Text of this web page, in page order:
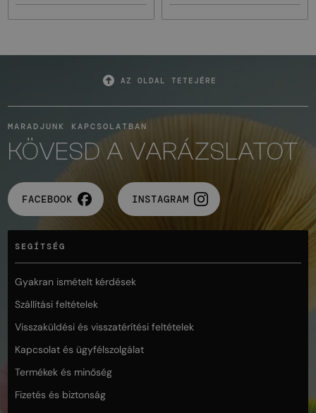
AZ OLDAL TETEJÉRE
MARADJUNK KAPCSOLATBAN
KÖVESD A VARÁZSLATOT
FACEBOOK INSTAGRAM
SEGÍTSÉG
Gyakran ismételt kérdések
Szállítási feltételek
Visszaküldési és visszatérítési feltételek
Kapcsolat és ügyfélszolgálat
Termékek és minőség
Fizetés és biztonság